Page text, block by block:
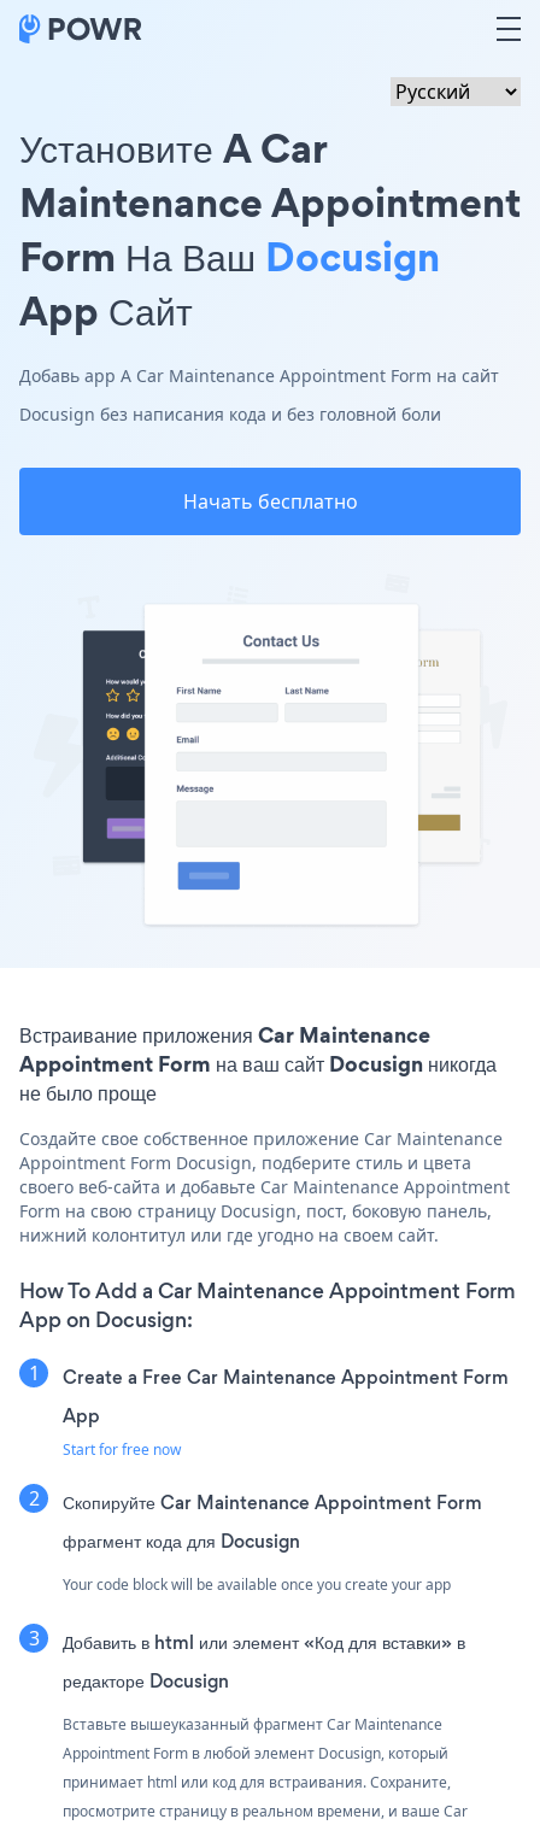
Установите A Car
Maintenance Appointment
Form На Ваш Docusign
App Сайт
Добавь app A Car Maintenance Appointment Form на сайт
Docusign без написания кода и без головной боли
Начать бесплатно
Встраивание приложения Car Maintenance
Appointment Form на ваш сайт Docusign никогда
не было проще
Создайте свое собственное приложение Car Maintenance
Appointment Form Docusign, подберите стиль и цвета
своего веб-сайта и добавьте Car Maintenance Appointment
Form на свою страницу Docusign, пост, боковую панель,
нижний колонтитул или где угодно на своем сайт.
How To Add a Car Maintenance Appointment Form
App on Docusign:
Create a Free Car Maintenance Appointment Form
App
Start for free now
Скопируйте Car Maintenance Appointment Form
фрагмент кода для Docusign
Your code block will be available once you create your app
Добавить в html или элемент «Код для вставки» в
редакторе Docusign
Вставьте вышеуказанный фрагмент Car Maintenance
Appointment Form в любой элемент Docusign, который
принимает html или код для встраивания. Сохраните,
просмотрите страницу в реальном времени, и ваше Car